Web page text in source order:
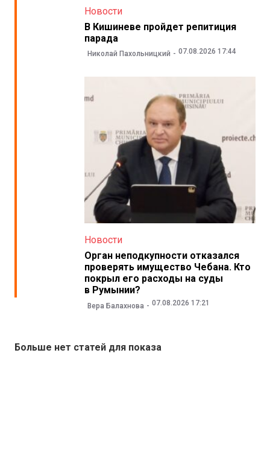
Новости
В Кишиневе пройдет репитиция
парада
Николай Пахольницкий 07.08.2026 17:44
Новости
Орган неподкупности отказался
проверять имущество Чебана. Кто
покрыл его расходы на суды
в Румынии?
Вера Балахнова 07.08.2026 17:21
Больше нет статей для показа